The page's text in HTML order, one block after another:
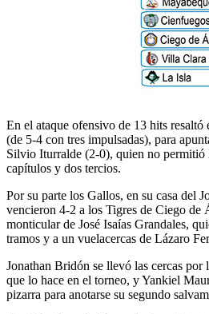
En el ataque ofensivo de 13 hits resaltó
(de 5-4 con tres impulsadas), para
Silvio Iturralde (2-0), quien no permitió
capítulos y dos tercios.
Por su parte los Gallos, en su casa del
vencieron 4-2 a los Tigres de Ciego de
monticular de José Isaías Grandales,
tramos y a un vuelacercas de Lázaro
Jonathan Bridón se llevó las cercas por
que lo hace en el torneo, y Yankiel
pizarra para anotarse su segundo